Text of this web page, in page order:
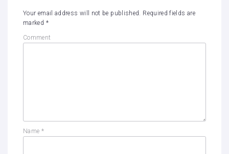
Your email address will not be published. Required fields are
marked *
Comment
Name *